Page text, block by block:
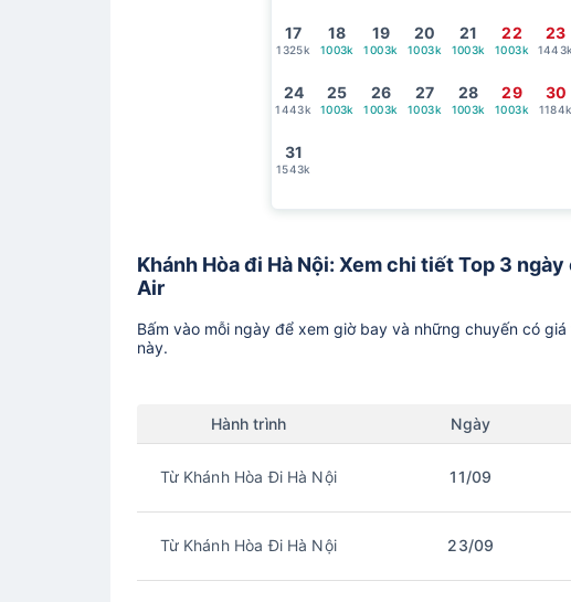
17
1325k
18
1003k
19
1003k
20
1003k
21
1003k
22
1003k
23
1443k
24
1443k
25
1003k
26
1003k
27
1003k
28
1003k
29
1003k
30
1184k
31
1543k
Khánh Hòa đi Hà Nội: Xem chi tiết Top 3
Air
Bấm vào mỗi ngày để xem giờ bay và những chuyến có
này.
Hành trình Ngày
Từ Khánh Hòa Đi Hà Nội 11/09
Từ Khánh Hòa Đi Hà Nội 23/09